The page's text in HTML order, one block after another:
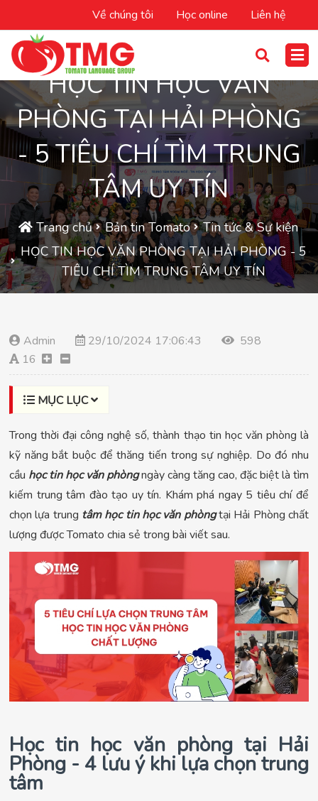
Về chúng tôi Học online Liên hệ
HỌC TIN HỌC VĂN
PHÒNG TẠI HẢI PHÒNG
- 5 TIÊU CHÍ TÌM TRUNG
TÂM UY TÍN
Trang chủ Bản tin Tomato
Tin tức & Sự kiện
HỌC TIN HỌC VĂN PHÒNG TẠI HẢI PHÒNG - 5
TIÊU CHÍ TÌM TRUNG TÂM UY TÍN
Admin 29/10/2024 17:06:43
598
16
MỤC LỤC
Trong thời đại công nghệ số, thành thạo tin học văn phòng là
kỹ năng bắt buộc để thăng tiến trong sự nghiệp. Do đó nhu
cầu học tin học văn phòngngày càng tăng cao, đặc biệt là tìm
kiếm trung tâm đào tạo uy tín. Khám phá ngay 5 tiêu chí để
chọn lựa trung tâm học tin học văn phòngtại Hải Phòng chất
lượng được Tomato chia sẻ trong bài viết sau.
Học tin học văn phòng tại Hải
Phòng - 4 lưu ý khi lựa chọn trung
tâm